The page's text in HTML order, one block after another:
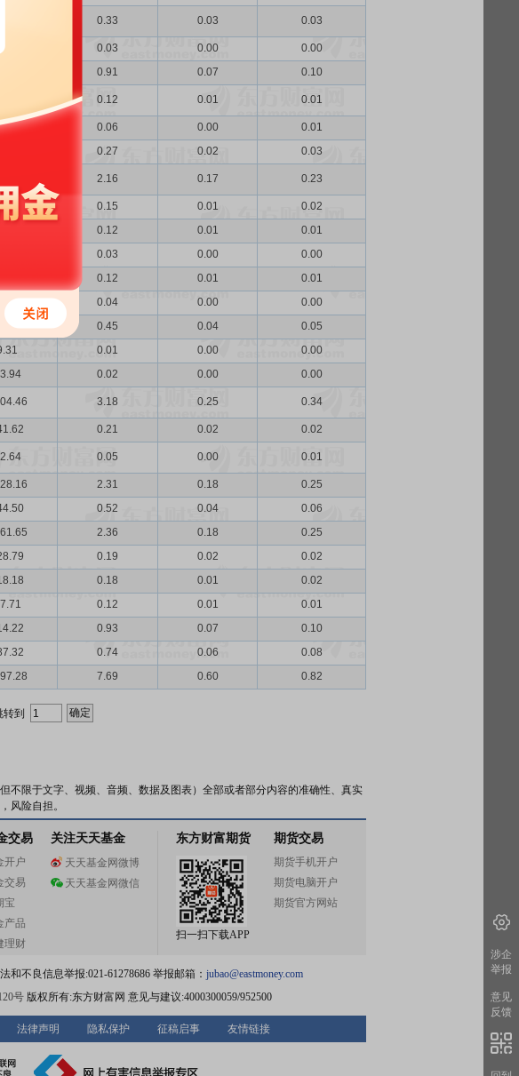
0.33 0.03 0.03
20.15 0.03 0.00
0.00
0.91 0.07 0.10
0.12 0.01 0.01
0.06 0.00
0.01
0.27 0.02 0.03
2.16 0.17 0.23
0.15 0.01
0.02
0.12 0.01
0.01
0.03 0.00
0.00
0.12 0.01
0.01
27.01 0.04 0.00
0.00
0.45 0.04
0.05
0.01 0.00
0.00
0.02 0.00 0.00
3.18 0.25 0.34
0.21 0.02 0.02
0.05 0.00 0.01
2.31 0.18
0.25
0.52 0.04
0.06
2.36 0.18
0.25
0.19 0.02
0.02
0.18 0.01
0.02
0.12 0.01
0.01
0.93 0.07
0.10
0.74 0.06
0.08
7.69 0.60 0.82
转到
不限于文字、视频、音频、数据及图表）全部或者部分内容的准确性、真实
风险自担。
交易
开户
交易
宝
产品
理财
关注天天基金
天天基金网微博
天天基金网微信
东方财富期货
扫一扫下载APP
期货交易
期货手机开户
期货电脑开户
期货官方网站
和不良信息举报:021-61278686 举报邮箱： jubao@eastmoney.com
号版权所有:东方财富网 意见与建议:4000300059/952500
法律声明 隐私保护 征稿启事 友情链接
涉企
举报
意见
反馈